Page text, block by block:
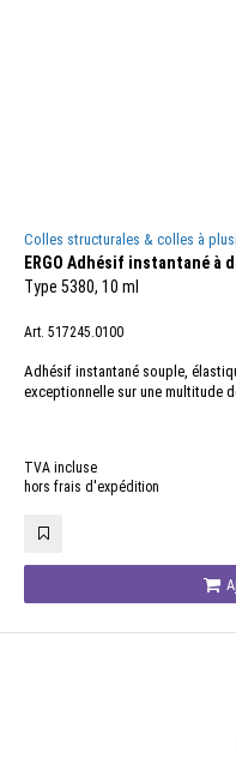
Colles structurales & colles à
ERGO Adhésif instantané à
Type 5380, 10 ml
Art. 517245.0100
Adhésif instantané souple,
exceptionnelle sur une multitude
TVA incluse
hors frais d'expédition